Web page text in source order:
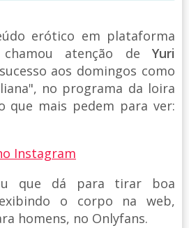
erótico em plataforma
atenção de Yuri
aos domingos como
no programa da loira
que mais pedem para ver:
Instagram
que dá para tirar boa
o corpo na web,
homens, no Onlyfans.